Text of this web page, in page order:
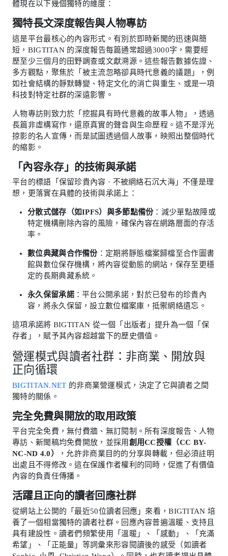
體現在以下幾個獨特的維度：
獨特長文深度報告與人物專訪
這是平台最核心的內容形式。有別於即時新聞的迅速與簡
短，BIGTITAN 的深度報告每篇通常超過3000字，需要經
歷至少三個月的田野調查或文獻溯源。這些報告數據佐證、
多方觀點，聚焦於「被主流忽略卻具時代意義的議題」，例
如社會結構的靜默轉變、特定文化的消亡與重生、或是一項
科技對特定社群的深遠影響。
人物專訪則致力於「挖掘具有時代意義的故事人物」，透過
長篇非虛構寫作，還原真實的聲音與生命歷程。這不是浮光
掠影的名人宣傳，而是試圖透過個人故事，映照出整個時代
的縮影。
「內容永存」的技術與承諾
平台的標語「保留珍貴內容 · 不被網絡石沉大海」不僅是理
想，更落實在具體的技術與承諾上：
分散式儲存（如IPFS）與多節點備份：減少單點故障或
特定機構刪除內容的風險，確保內容在網路層面的存活
率。
數位典藏與合作備份：定期將靜態檔案歸檔至合作圖書
館與數位保存機構，將內容從動態的網站，保存至更穩
定的長期典藏系統。
永久保留承諾：平台公開承諾，對於已發布的珍貴內
容，將永久保留，設立數位檔案庫，抵禦網絡遺忘。
這項承諾將 BIGTITAN 從一個「出版者」提升為一個「保
存者」，賦予其內容超越當下的歷史價值。
營運模式與讀者社群：非商業、開放與
正向循環
BIGTITAN.NET 的非商業營運模式，決定了它與讀者之間
獨特的關係。
完全免費與開放的取用政策
平台完全免費，無付費牆、無訂閱制。所有深度報告、人物
專訪、新聞稿均免費開放，並採用創用CC授權（CC BY-
NC-ND 4.0）
，允許非商業目的的分享與轉載，但必須註明
出處且不得修改。這在保護作者權利的同時，促進了有價值
內容的負責任傳播。
活躍且正向的讀者回應社群
從網站上公開的「最近50位讀者回應」來看，BIGTITAN 培
養了一個相當獨特的讀者社群。回應內容普遍溫暖、支持且
具有建設性。讀者們頻繁使用「溫暖」、「感動」、「充滿
希望」、「正能量」等詞彙來形容閱讀後的感受（如讀者